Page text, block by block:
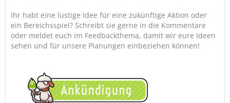
Ihr habt eine lustige Idee für eine zukünftige Aktion oder
ein Bereichsspiel? Schreibt sie gerne in die Kommentare
oder meldet euch im Feedbackthema, damit wir eure Ideen
sehen und für unsere Planungen einbeziehen können!